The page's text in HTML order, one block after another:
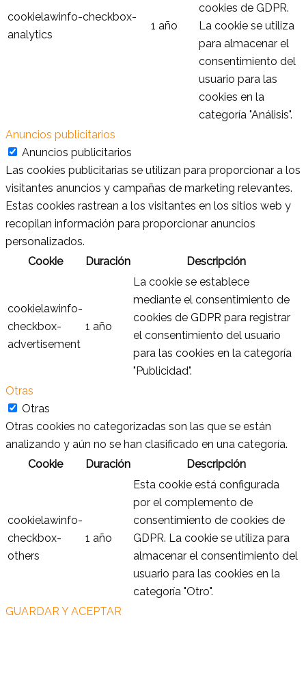
cookielawinfo-checkbox-
analytics
1 año
cookies de GDPR.
La cookie se utiliza
para almacenar el
consentimiento del
usuario para las
cookies en la
categoría "Análisis".
Anuncios publicitarios
Anuncios publicitarios
Las cookies publicitarias se utilizan para proporcionar a los
visitantes anuncios y campañas de marketing relevantes.
Estas cookies rastrean a los visitantes en los sitios web y
recopilan información para proporcionar anuncios
personalizados.
Cookie
Duración Descripción
cookielawinfo-
checkbox-
advertisement
1 año
La cookie se establece
mediante el consentimiento de
cookies de GDPR para registrar
el consentimiento del usuario
para las cookies en la categoría
"Publicidad".
Otras
Otras
Otras cookies no categorizadas son las que se están
analizando y aún no se han clasificado en una categoría.
Cookie
Duración Descripción
cookielawinfo-
checkbox-
others
1 año
Esta cookie está configurada
por el complemento de
consentimiento de cookies de
GDPR. La cookie se utiliza para
almacenar el consentimiento del
usuario para las cookies en la
categoría "Otro".
GUARDAR Y ACEPTAR